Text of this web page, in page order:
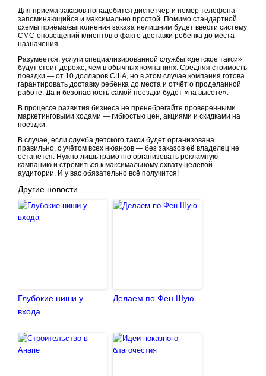
Для приёма заказов понадобится диспетчер и номер телефона —
запоминающийся и максимально простой. Помимо стандартной
схемы приёма/выполнения заказа нелишним будет ввести систему
СМС-оповещений клиентов о факте доставки ребёнка до места
назначения.
Разумеется, услуги специализированной службы «детское такси»
будут стоит дороже, чем в обычных компаниях. Средняя стоимость
поездки — от 10 долларов США, но в этом случае компания готова
гарантировать доставку ребёнка до места и отчёт о проделанной
работе. Да и безопасность самой поездки будет «на высоте».
В процессе развития бизнеса не пренебрегайте проверенными
маркетинговыми ходами — гибкостью цен, акциями и скидками на
поездки.
В случае, если служба детского такси будет организована
правильно, с учётом всех нюансов — без заказов её владелец не
останется. Нужно лишь грамотно организовать рекламную
кампанию и стремиться к максимальному охвату целевой
аудитории. И у вас обязательно всё получится!
Другие новости
Глубокие ниши у
входа
Делаем по Фен Шую